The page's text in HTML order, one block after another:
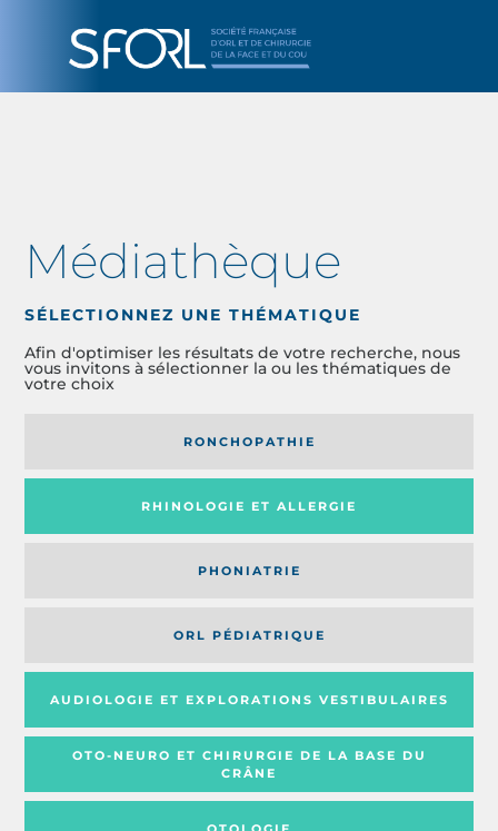
Médiathèque
SÉLECTIONNEZ UNE THÉMATIQUE
Afin d'optimiser les résultats de votre recherche, nous
vous invitons à sélectionner la ou les thématiques de
votre choix
RONCHOPATHIE
RHINOLOGIE ET ALLERGIE
PHONIATRIE
ORL PÉDIATRIQUE
AUDIOLOGIE ET EXPLORATIONS VESTIBULAIRES
OTO-NEURO ET CHIRURGIE DE LA BASE DU
CRÂNE